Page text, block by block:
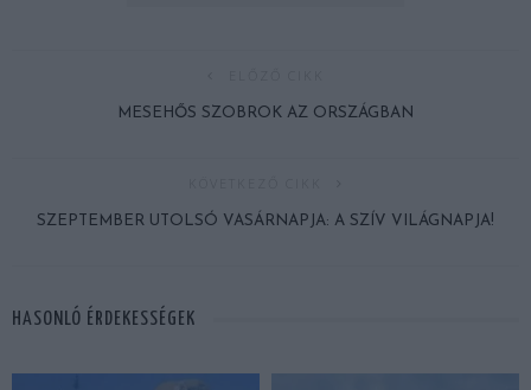
MESEHŐS SZOBROK AZ ORSZÁGBAN
SZEPTEMBER UTOLSÓ VASÁRNAPJA: A SZÍV VILÁGNAPJA!
HASONLÓ ÉRDEKESSÉGEK